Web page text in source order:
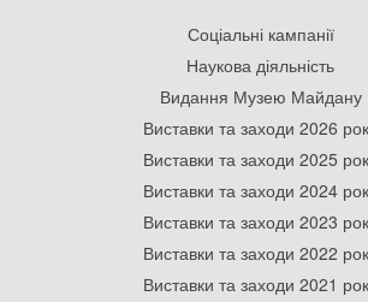
Соціальні кампанії
Наукова діяльність
Видання Музею Майдану
Виставки та заходи 2026
Виставки та заходи 2025
Виставки та заходи 2024
Виставки та заходи 2023
Виставки та заходи 2022
Виставки та заходи 2021